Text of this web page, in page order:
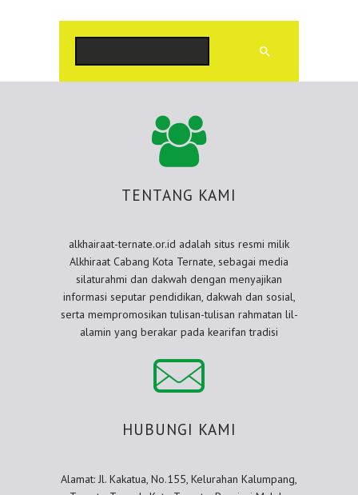
TENTANG KAMI
alkhairaat-ternate.or.id adalah situs resmi milik
Alkhiraat Cabang Kota Ternate, sebagai media
silaturahmi dan dakwah dengan menyajikan
informasi seputar pendidikan, dakwah dan sosial,
serta mempromosikan tulisan-tulisan rahmatan lil-
alamin yang berakar pada kearifan tradisi
HUBUNGI KAMI
Alamat: Jl. Kakatua, No.155, Kelurahan Kalumpang,